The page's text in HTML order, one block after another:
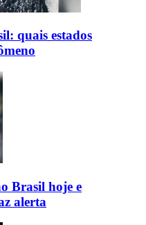
quais estados
Brasil hoje e
alerta